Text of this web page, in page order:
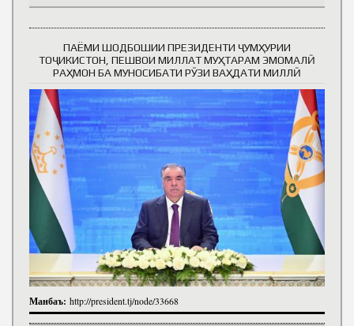
ПАЁМИ ШОДБОШИИ ПРЕЗИДЕНТИ ҶУМҲУРИИ
ТОҶИКИСТОН, ПЕШВОИ МИЛЛАТ МУҲТАРАМ ЭМОМАЛӢ
РАҲМОН БА МУНОСИБАТИ РӮЗИ ВАҲДАТИ МИЛЛӢ
Манбаъ: http://president.tj/node/33668